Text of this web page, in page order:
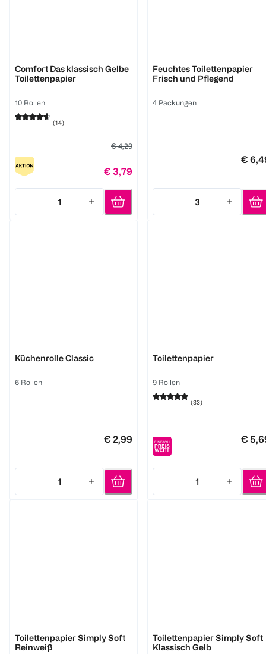
Comfort Das klassisch Gelbe
Toilettenpapier
10 Rollen
(14)
€ 4,29
€ 3,79
1
Quantity: 1
Feuchtes Toilettenpapier
Frisch und Pflegend
4 Packungen
€
3
Quantity: 3
Küchenrolle Classic
6 Rollen
€ 2,99
1
Quantity: 1
Toilettenpapier
9 Rollen
(33)
€
1
Quantity: 1
Toilettenpapier Simply Soft
Reinweiß
Toilettenpapier Simply Soft
Klassisch Gelb